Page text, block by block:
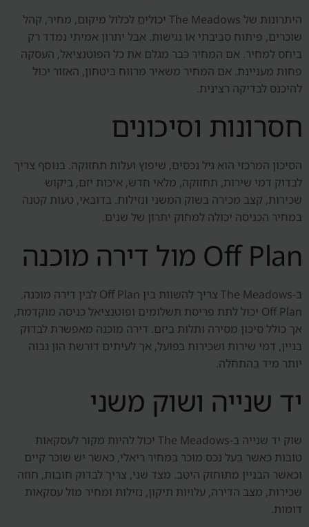
היתרונות של The Meadows יכולים לכלול מיקום, מחיר, קהל
שוכרים, פיתוח סביבתי או נגישות. אבל יתרון אמיתי נמדד רק
ביחס למחיר. אם המחיר כבר מגלם את כל הפוטנציאל, העסקה
פחות מעניינת. אם המחיר משאיר מרווח ביטחון, האזור יכול
להיכנס לבדיקה רצינית.
חסרונות וסיכונים
הסיכון המרכזי הוא גיל נכסים, שיפוץ ועלות תחזוקה. בנוסף צריך
לבדוק דמי שירות, תחזוקה, מלאי חדש, איכות יזם, ביקוש
שכירות, קצב מכירה בשוק המשני ונזילות. בדובאי, טעות קטנה
במחיר הכניסה יכולה למחוק יתרון של שנים.
Off Plan מול דירה מוכנה
ב-The Meadows צריך להשוות בין Off Plan לבין דירה מוכנה.
Off Plan יכול לתת פריסת תשלומים ופוטנציאל כניסה מוקדמת,
אך כולל סיכון מסירה ותלות ביזם. דירה מוכנה מאפשרת לבדוק
בניין, דמי שירות ושכירות בפועל, אך לעיתים דורשת הון גבוה
יותר מיד בהתחלה.
יד שנייה ושוק משני
שוק יד שנייה ב-The Meadows יכול להיות מקור לעסקאות
טובות כאשר בעל נכס מוכר במחיר ריאלי, כאשר יש שוכר קיים
וכאשר הבניין מתוחזק היטב. מצד שני, צריך לבדוק חובות, חוזה
שכירות, מצב הדירה, עלויות תיקון, נזילות ומחיר מול עסקאות
דומות.